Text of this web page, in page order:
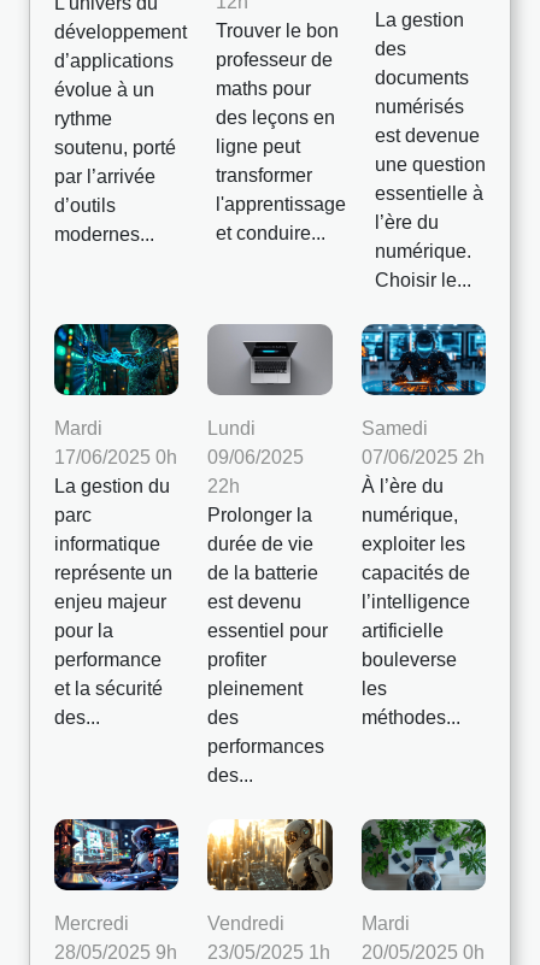
développement
d’applications
évolue à un
rythme
soutenu, porté
par l’arrivée
d’outils
modernes...
Trouver le bon
professeur de
maths pour
des leçons en
ligne peut
transformer
l'apprentissage
et conduire...
La gestion
des
documents
numérisés
est devenue
une question
essentielle à
l’ère du
numérique.
Choisir le...
Mardi
17/06/2025 0h
La gestion du
parc
informatique
représente un
enjeu majeur
pour la
performance
et la sécurité
des...
Lundi
09/06/2025
22h
Prolonger la
durée de vie
de la batterie
est devenu
essentiel pour
profiter
pleinement
des
performances
des...
Samedi
07/06/2025 2h
À l’ère du
numérique,
exploiter les
capacités de
l’intelligence
artificielle
bouleverse
les
méthodes...
Mercredi
28/05/2025 9h
Vendredi
23/05/2025 1h
Mardi
20/05/2025 0h